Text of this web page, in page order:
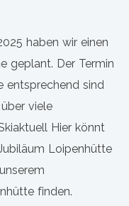
haben wir einen
geplant. Der Termin
entsprechend sind
viele
Hier könnt
Loipenhütte
finden.